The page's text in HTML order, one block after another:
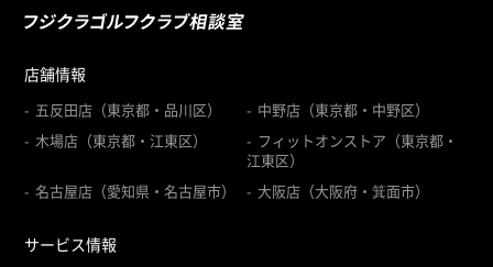
店舗情報
五反田店（東京都・品川区）
中野店（東京都・中野区）
木場店（東京都・江東区）
フィットオンストア（東京都・
江東区）
名古屋店（愛知県・名古屋市）
大阪店（大阪府・箕面市）
サービス情報